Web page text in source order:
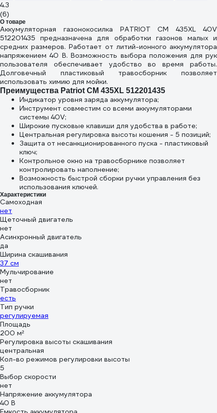
4.3
(6)
О товаре
Аккумуляторная газонокосилка PATRIOT CM 435XL 40V
512201435 предназначена для обработки газонов малых и
средних размеров. Работает от литий-ионного аккумулятора
напряжением 40 В. Возможность выбора положения для рук
пользователя обеспечивает удобство во время работы.
Долговечный пластиковый травосборник позволяет
использовать химию для мойки.
Преимущества Patriot CM 435XL 512201435
Индикатор уровня заряда аккумулятора;
Инструмент совместим со всеми аккумуляторами
системы 40V;
Широкие пусковые клавиши для удобства в работе;
Центральная регулировка высоты кошения - 5 позиций;
Защита от несанкционированного пуска - пластиковый
ключ;
Контрольное окно на травосборнике позволяет
контролировать наполнение;
Возможность быстрой сборки ручки управления без
использования ключей.
Характеристики
Самоходная
нет
Щеточный двигатель
нет
Асинхронный двигатель
да
Ширина скашивания
37 см
Мульчирование
нет
Травосборник
есть
Тип ручки
регулируемая
Площадь
200 м²
Регулировка высоты скашивания
центральная
Кол-во режимов регулировки высоты
5
Выбор скорости
нет
Напряжение аккумулятора
40 В